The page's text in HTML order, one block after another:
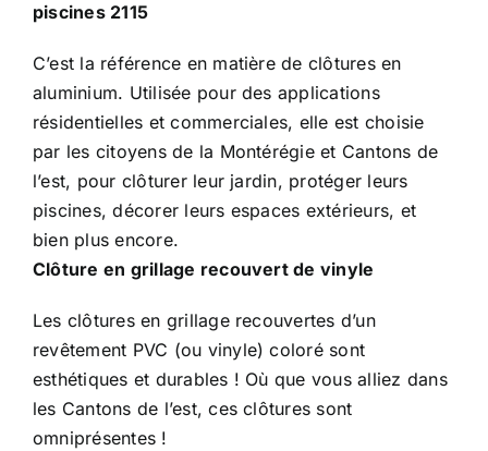
piscines 2115
C’est la référence en matière de clôtures en
aluminium. Utilisée pour des applications
résidentielles et commerciales, elle est choisie
par les citoyens de la Montérégie et Cantons de
l’est, pour clôturer leur jardin, protéger leurs
piscines, décorer leurs espaces extérieurs, et
bien plus encore.
Clôture en grillage recouvert de vinyle
Les clôtures en grillage recouvertes d’un
revêtement PVC (ou vinyle) coloré sont
esthétiques et durables ! Où que vous alliez dans
les Cantons de l’est, ces clôtures sont
omniprésentes !